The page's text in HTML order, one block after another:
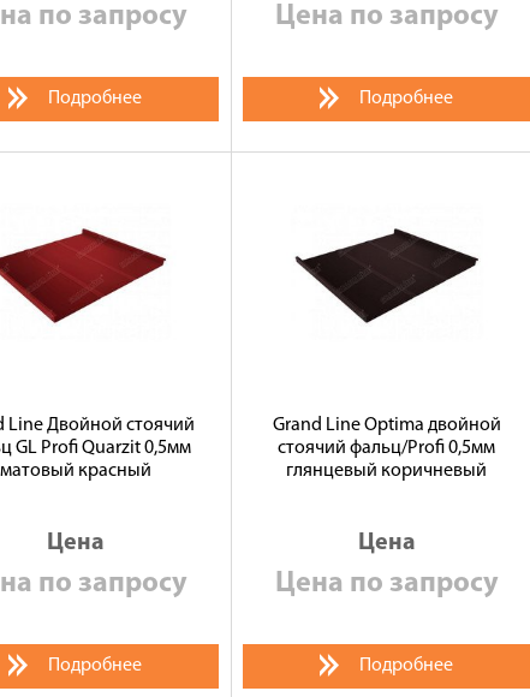
по запросу
Подробнее
Цена по запросу
Подробнее
Line Двойной стоячий
GL Profi Quarzit 0,5мм
матовый красный
Цена
по запросу
Подробнее
Grand Line Optima двойной
стоячий фальц/Profi 0,5мм
глянцевый коричневый
Цена
Цена по запросу
Подробнее